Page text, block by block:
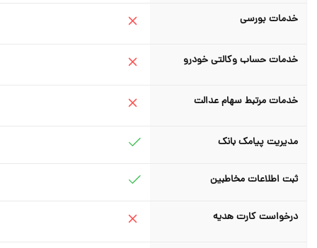
خدمات بورسی
خدمات حساب وکالتی خودرو
خدمات مرتبط سهام عدالت
مدیریت پیامک بانک
ثبت اطلاعات مخاطبین
درخواست کارت هدیه